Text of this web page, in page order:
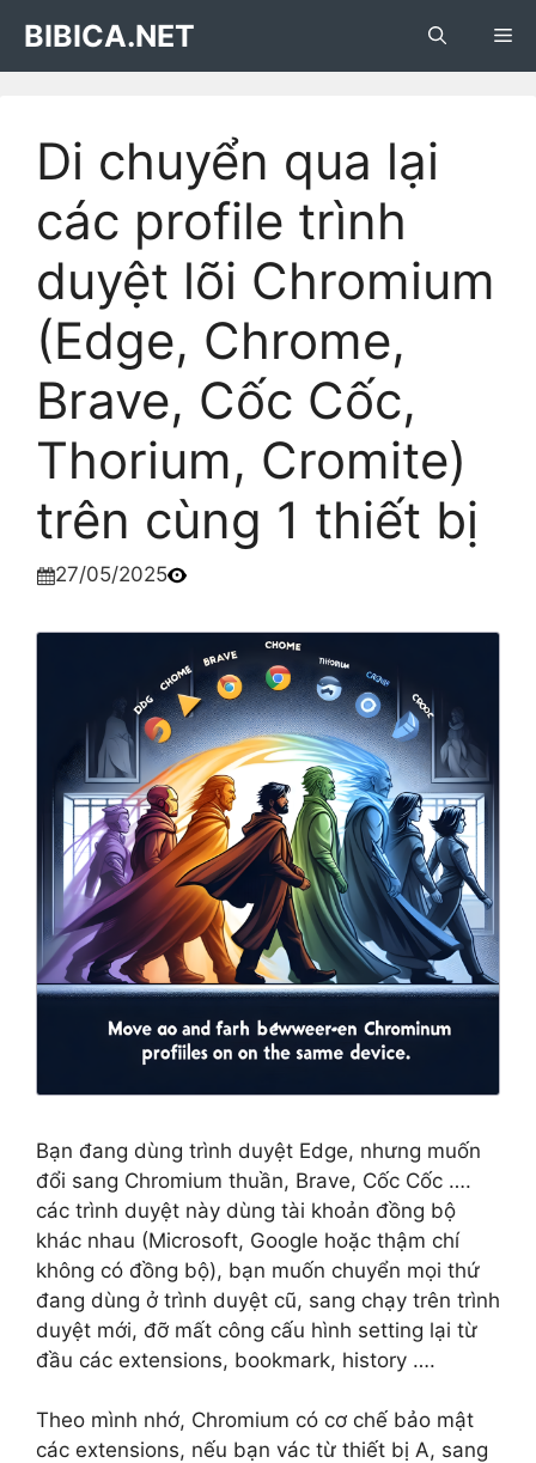
content
BIBICA.NET
Di chuyển qua lại
các profile trình
duyệt lõi Chromium
(Edge, Chrome,
Brave, Cốc Cốc,
Thorium, Cromite)
trên cùng 1 thiết bị
27/05/2025
Bạn đang dùng trình duyệt Edge, nhưng muốn
đổi sang Chromium thuần, Brave, Cốc Cốc ….
các trình duyệt này dùng tài khoản đồng bộ
khác nhau (Microsoft, Google hoặc thậm chí
không có đồng bộ), bạn muốn chuyển mọi thứ
đang dùng ở trình duyệt cũ, sang chạy trên trình
duyệt mới, đỡ mất công cấu hình setting lại từ
đầu các extensions, bookmark, history ….
Theo mình nhớ, Chromium có cơ chế bảo mật
các extensions, nếu bạn vác từ thiết bị A, sang